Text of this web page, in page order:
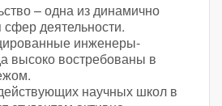
– одна из динамично
деятельности.
инженеры-
высоко востребованы в
научных школ в